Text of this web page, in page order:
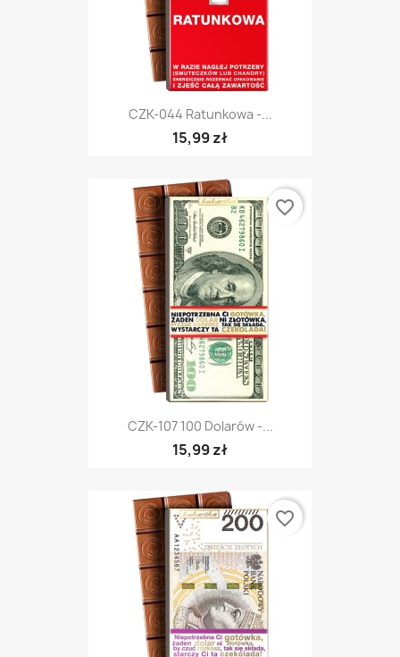
CZK-044 Ratunkowa -...
15,99 zł
CZK-107 100 Dolarów -...
15,99 zł
favorite_border
favorite_border